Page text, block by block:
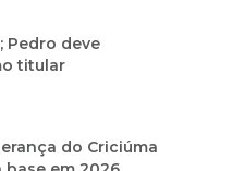
Pedro deve
titular
do Criciúma